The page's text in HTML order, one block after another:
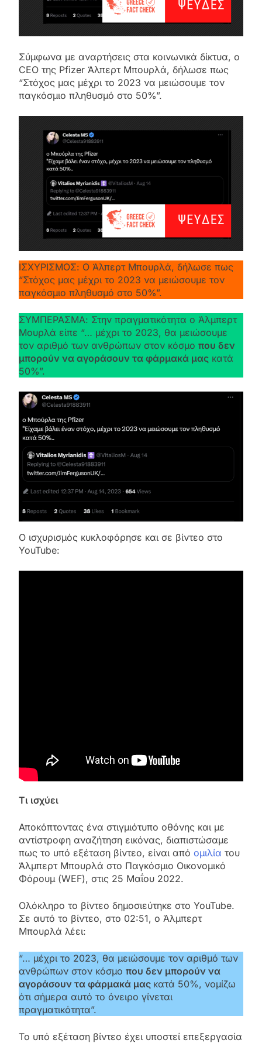
Σύμφωνα με αναρτήσεις στα κοινωνικά δίκτυα, ο
CEO της Pfizer Άλπερτ Μπουρλά, δήλωσε πως
“Στόχος μας μέχρι το 2023 να μειώσουμε τον
παγκόσμιο πληθυσμό στο 50%”.
ΙΣΧΥΡΙΣΜΟΣ: Ο Άλπερτ Μπουρλά, δήλωσε πως
“Στόχος μας μέχρι το 2023 να μειώσουμε τον
παγκόσμιο πληθυσμό στο 50%”.
ΣΥΜΠΕΡΑΣΜΑ: Στην πραγματικότητα ο Άλμπερτ
Μουρλά είπε “… μέχρι το 2023, θα μειώσουμε
τον αριθμό των ανθρώπων στον κόσμο που δεν
μπορούν να αγοράσουν τα φάρμακά μας κατά
50%”.
Ο ισχυρισμός κυκλοφόρησε και σε βίντεο στο
YouTube:
Τι ισχύει
Αποκόπτοντας ένα στιγμιότυπο οθόνης και με
αντίστροφη αναζήτηση εικόνας, διαπιστώσαμε
πως το υπό εξέταση βίντεο, είναι από ομιλία του
Άλμπερτ Μπουρλά στο Παγκόσμιο Οικονομικό
Φόρουμ (WEF), στις 25 Μαΐου 2022.
Ολόκληρο το βίντεο δημοσιεύτηκε στο YouTube.
Σε αυτό το βίντεο, στο 02:51, ο Άλμπερτ
Μπουρλά λέει:
“… μέχρι το 2023, θα μειώσουμε τον αριθμό των
ανθρώπων στον κόσμο που δεν μπορούν να
αγοράσουν τα φάρμακά μας κατά 50%, νομίζω
ότι σήμερα αυτό το όνειρο γίνεται
πραγματικότητα”.
Το υπό εξέταση βίντεο έχει υποστεί επεξεργασία